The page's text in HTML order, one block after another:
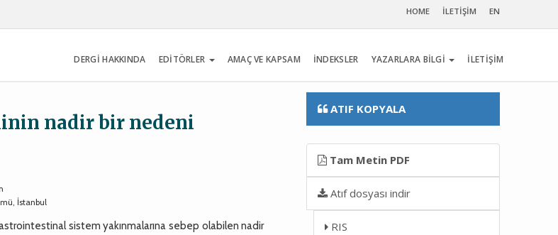
HOME İLETİŞİM EN
DERGİ HAKKINDA EDİTÖRLER AMAÇ VE KAPSAM İNDEKSLER YAZARLARA BİLGİ İLETİŞİM
nadir bir nedeni
İstanbul
sistem yakınmalarına sebep olabilen nadir
ATIF KOPYALA
Tam Metin PDF
Atıf dosyası indir
RIS